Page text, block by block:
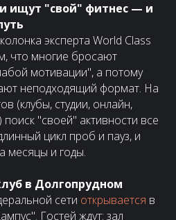
ищут "свой" фитнес — и
колонка эксперта World Class
что многие бросают
мотивации", а потому
неподходящий формат. На
(клубы, студии, онлайн,
"своей" активности все
цикл проб и пауз, и
месяцы и годы.
в Долгопрудном
сети открывается в
Гостей ждут: зал